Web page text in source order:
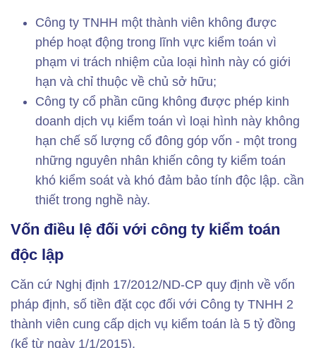
Công ty TNHH một thành viên không được
phép hoạt động trong lĩnh vực kiểm toán vì
phạm vi trách nhiệm của loại hình này có giới
hạn và chỉ thuộc về chủ sở hữu;
Công ty cổ phần cũng không được phép kinh
doanh dịch vụ kiểm toán vì loại hình này không
hạn chế số lượng cổ đông góp vốn - một trong
những nguyên nhân khiến công ty kiểm toán
khó kiểm soát và khó đảm bảo tính độc lập. cần
thiết trong nghề này.
Vốn điều lệ đối với công ty kiểm toán
độc lập
Căn cứ Nghị định 17/2012/ND-CP quy định về vốn
pháp định, số tiền đặt cọc đối với Công ty TNHH 2
thành viên cung cấp dịch vụ kiểm toán là 5 tỷ đồng
(kể từ ngày 1/1/2015).